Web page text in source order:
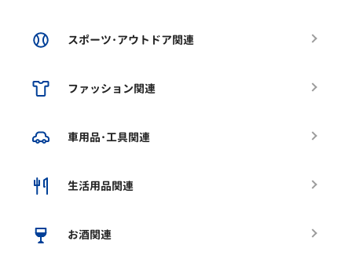
スポーツ･アウトドア関連
ファッション関連
車用品･工具関連
生活用品関連
お酒関連